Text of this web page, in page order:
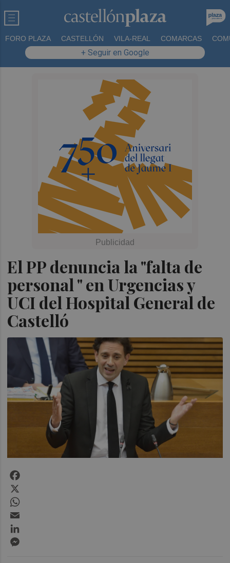
FORO PLAZA CASTELLÓN VILA-REAL COMARCAS
+ Seguir en Google
El PP denuncia la "falta de
personal " en Urgencias y
UCI del Hospital General de
Castelló